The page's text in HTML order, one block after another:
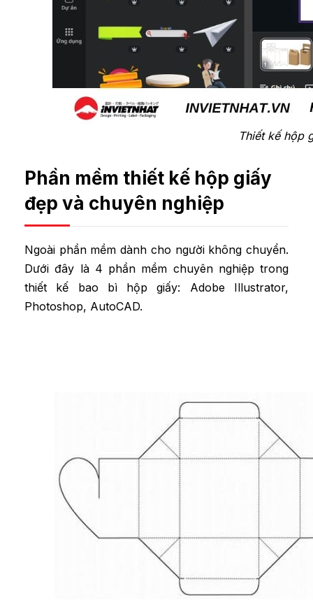
Thiết kế hộp
Phần mềm thiết kế hộp giấy
đẹp và chuyên nghiệp
Ngoài phần mềm dành cho người không chuyển.
Dưới đây là 4 phần mềm chuyên nghiệp trong
thiết kế bao bì hộp giấy: Adobe Illustrator,
Photoshop, AutoCAD.